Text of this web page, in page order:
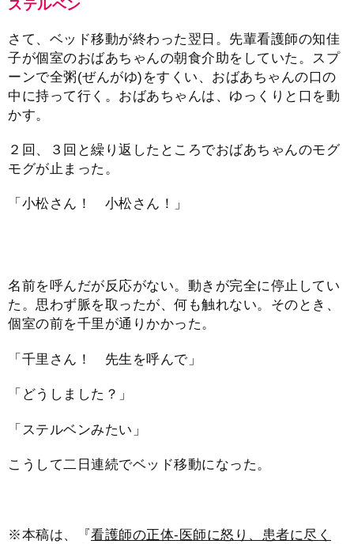
ステルベン
さて、ベッド移動が終わった翌日。先輩看護師の知佳
子が個室のおばあちゃんの朝食介助をしていた。スプ
ーンで全粥(ぜんがゆ)をすくい、おばあちゃんの口の
中に持って行く。おばあちゃんは、ゆっくりと口を動
かす。
２回、３回と繰り返したところでおばあちゃんのモグ
モグが止まった。
「小松さん！ 小松さん！」
名前を呼んだが反応がない。動きが完全に停止してい
た。思わず脈を取ったが、何も触れない。そのとき、
個室の前を千里が通りかかった。
「千里さん！ 先生を呼んで」
「どうしました？」
「ステルベンみたい」
こうして二日連続でベッド移動になった。
※本稿は、『看護師の正体-医師に怒り、患者に尽く